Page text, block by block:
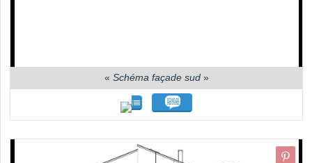
« Schéma façade sud»